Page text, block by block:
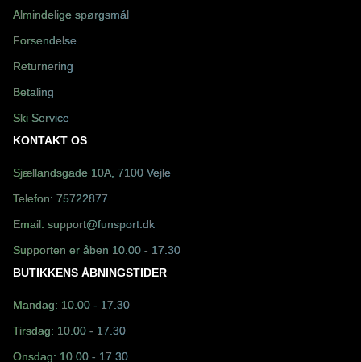
Almindelige spørgsmål
Forsendelse
Returnering
Betaling
Ski Service
KONTAKT OS
Sjællandsgade 10A, 7100 Vejle
Telefon: 75722877
Email: support@funsport.dk
Supporten er åben 10.00 - 17.30
BUTIKKENS ÅBNINGSTIDER
Mandag: 10.00 - 17.30
Tirsdag: 10.00 - 17.30
Onsdag: 10.00 - 17.30